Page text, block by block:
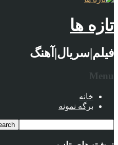
تازه ها
فیلم|سریال|آهنگ
Menu
خانه
برگه نمونه